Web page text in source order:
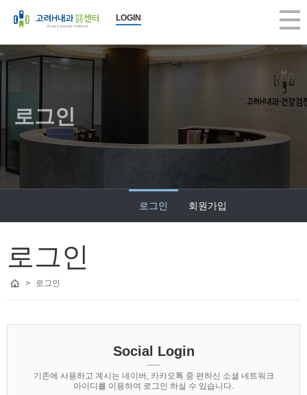
LOGIN
로그인
로그인 회원가입
로그인
> 로그인
Social Login
기존에 사용하고 계시는 네이버, 카카오톡 중 편하신 소셜 네트워크
아이디를 이용하여 로그인 하실 수 있습니다.